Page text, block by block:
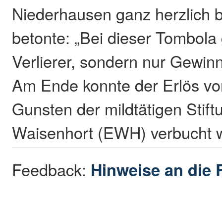
Niederhausen ganz herzlich
betonte: „Bei dieser
Verlierer, sondern nur
Am Ende konnte der Erlös
Gunsten der mildtätigen
Waisenhort (EWH) verbucht
Feedback: Hinweise an die